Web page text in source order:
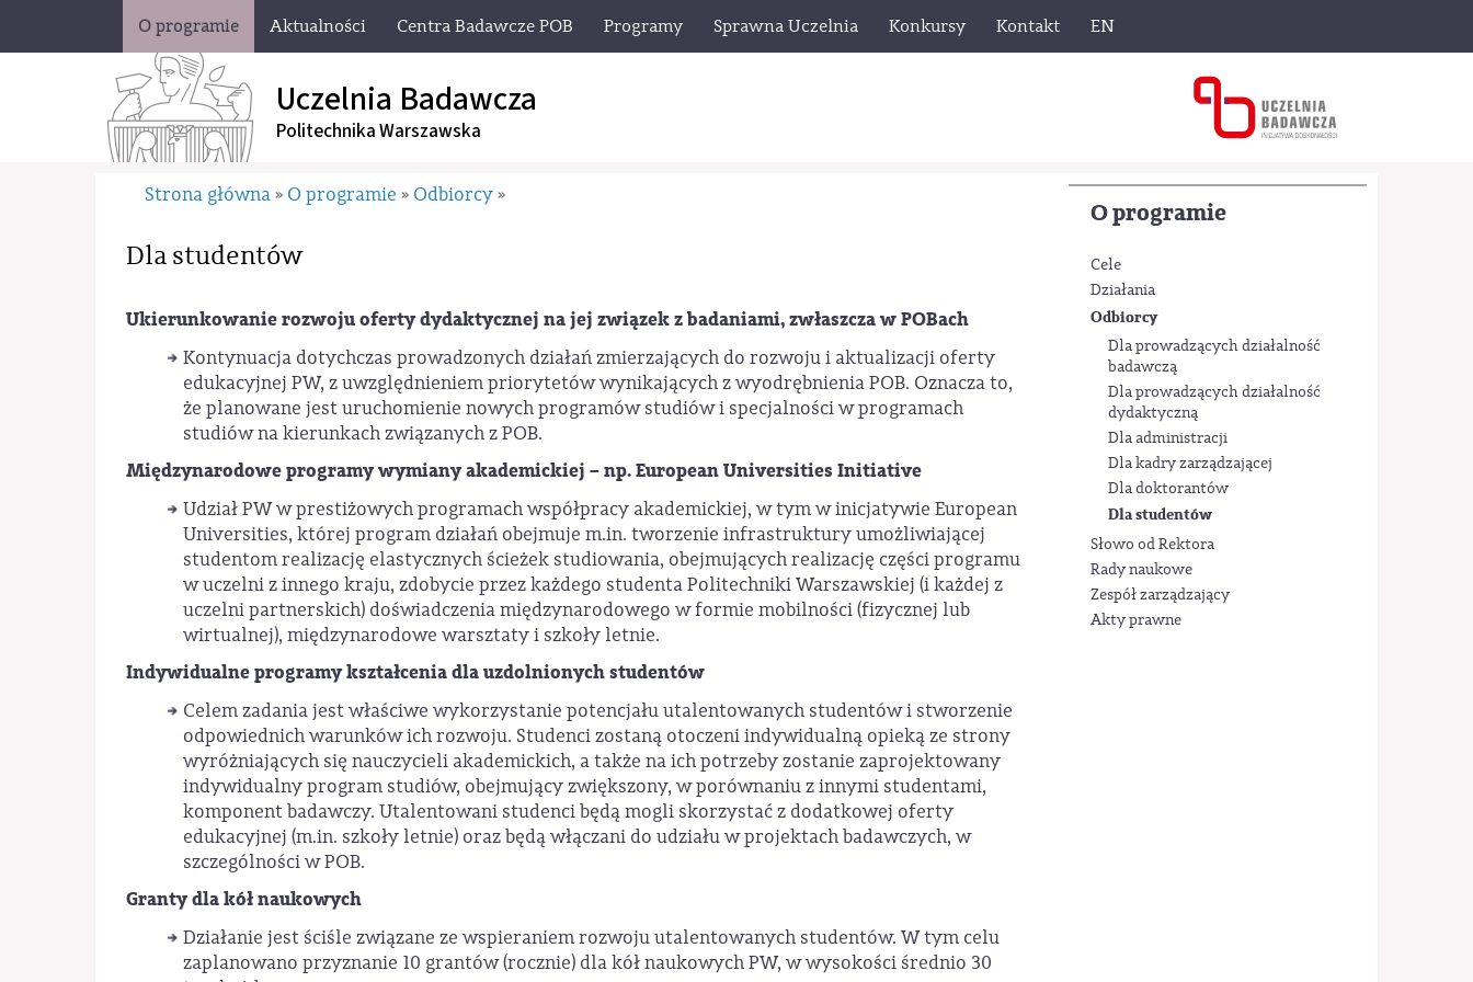
O programie Aktualności Centra Badawcze POB Programy Sprawna Uczelnia Konkursy Kontakt EN
Uczelnia Badawcza
Politechnika Warszawska
O programie
Cele
Działania
Odbiorcy
Dla prowadzących działalność
badawczą
Dla prowadzących działalność
dydaktyczną
Dla administracji
Dla kadry zarządzającej
Dla doktorantów
Dla studentów
Słowo od Rektora
Rady naukowe
Zespół zarządzający
Akty prawne
Strona główna » O programie » Odbiorcy »
Dla studentów
Ukierunkowanie rozwoju oferty dydaktycznej na jej związek z badaniami, zwłaszcza w POBach
Kontynuacja dotychczas prowadzonych działań zmierzających do rozwoju i aktualizacji oferty
edukacyjnej PW, z uwzględnieniem priorytetów wynikających z wyodrębnienia POB. Oznacza to,
że planowane jest uruchomienie nowych programów studiów i specjalności w programach
studiów na kierunkach związanych z POB.
Międzynarodowe programy wymiany akademickiej – np. European Universities Initiative
Udział PW w prestiżowych programach współpracy akademickiej, w tym w inicjatywie European
Universities, której program działań obejmuje m.in. tworzenie infrastruktury umożliwiającej
studentom realizację elastycznych ścieżek studiowania, obejmujących realizację części programu
w uczelni z innego kraju, zdobycie przez każdego studenta Politechniki Warszawskiej (i każdej z
uczelni partnerskich) doświadczenia międzynarodowego w formie mobilności (fizycznej lub
wirtualnej), międzynarodowe warsztaty i szkoły letnie.
Indywidualne programy kształcenia dla uzdolnionych studentów
Celem zadania jest właściwe wykorzystanie potencjału utalentowanych studentów i stworzenie
odpowiednich warunków ich rozwoju. Studenci zostaną otoczeni indywidualną opieką ze strony
wyróżniających się nauczycieli akademickich, a także na ich potrzeby zostanie zaprojektowany
indywidualny program studiów, obejmujący zwiększony, w porównaniu z innymi studentami,
komponent badawczy. Utalentowani studenci będą mogli skorzystać z dodatkowej oferty
edukacyjnej (m.in. szkoły letnie) oraz będą włączani do udziału w projektach badawczych, w
szczególności w POB.
Granty dla kół naukowych
Działanie jest ściśle związane ze wspieraniem rozwoju utalentowanych studentów. W tym celu
zaplanowano przyznanie 10 grantów (rocznie) dla kół naukowych PW, w wysokości średnio 30